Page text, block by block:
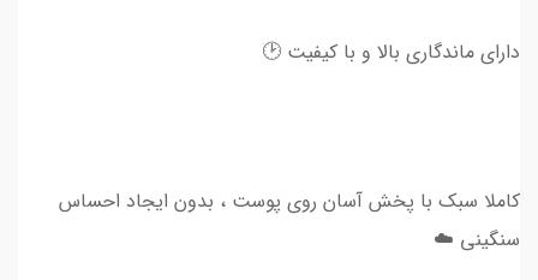
دارای ماندگاری بالا و با کيفيت 🕑
کاملا سبک با پخش آسان روی پوست ، بدون ایجاد احساس
سنگینی ☁️